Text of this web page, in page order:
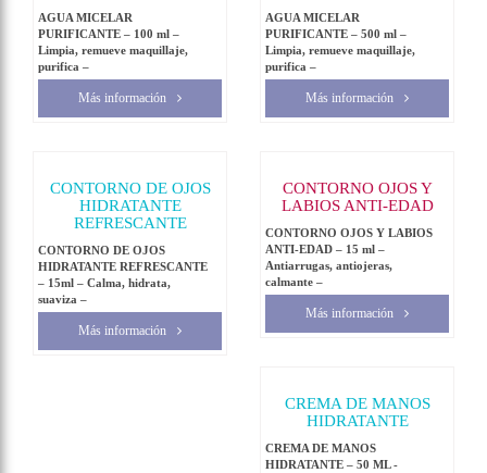
AGUA MICELAR
PURIFICANTE – 100 ml –
Limpia, remueve maquillaje,
purifica –
Más información
AGUA MICELAR
PURIFICANTE – 500 ml –
Limpia, remueve maquillaje,
purifica –
Más información
CONTORNO DE OJOS
HIDRATANTE
REFRESCANTE
CONTORNO DE OJOS
HIDRATANTE REFRESCANTE
– 15ml – Calma, hidrata,
suaviza –
Más información
CONTORNO OJOS Y
LABIOS ANTI-EDAD
CONTORNO OJOS Y LABIOS
ANTI-EDAD – 15 ml –
Antiarrugas, antiojeras,
calmante –
Más información
CREMA DE MANOS
HIDRATANTE
CREMA DE MANOS
HIDRATANTE – 50 ML -